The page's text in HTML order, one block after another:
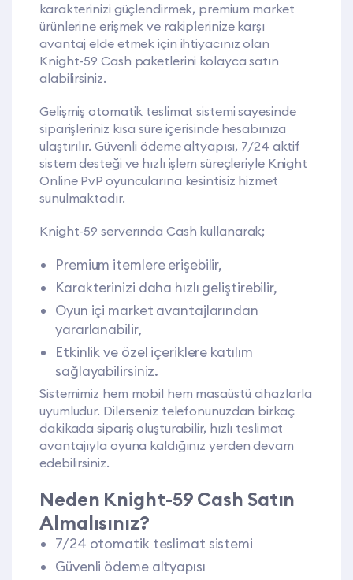
karakterinizi güçlendirmek, premium market
ürünlerine erişmek ve rakiplerinize karşı
avantaj elde etmek için ihtiyacınız olan
Knight-59 Cash paketlerini kolayca satın
alabilirsiniz.
Gelişmiş otomatik teslimat sistemi sayesinde
siparişleriniz kısa süre içerisinde hesabınıza
ulaştırılır. Güvenli ödeme altyapısı, 7/24 aktif
sistem desteği ve hızlı işlem süreçleriyle Knight
Online PvP oyuncularına kesintisiz hizmet
sunulmaktadır.
Knight-59 serverında Cash kullanarak;
Premium itemlere erişebilir,
Karakterinizi daha hızlı geliştirebilir,
Oyun içi market avantajlarından
yararlanabilir,
Etkinlik ve özel içeriklere katılım
sağlayabilirsiniz.
Sistemimiz hem mobil hem masaüstü cihazlarla
uyumludur. Dilerseniz telefonunuzdan birkaç
dakikada sipariş oluşturabilir, hızlı teslimat
avantajıyla oyuna kaldığınız yerden devam
edebilirsiniz.
Neden Knight-59 Cash Satın
Almalısınız?
7/24 otomatik teslimat sistemi
Güvenli ödeme altyapısı